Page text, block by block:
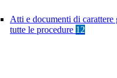
Atti e documenti di carattere
tutte le procedure 12